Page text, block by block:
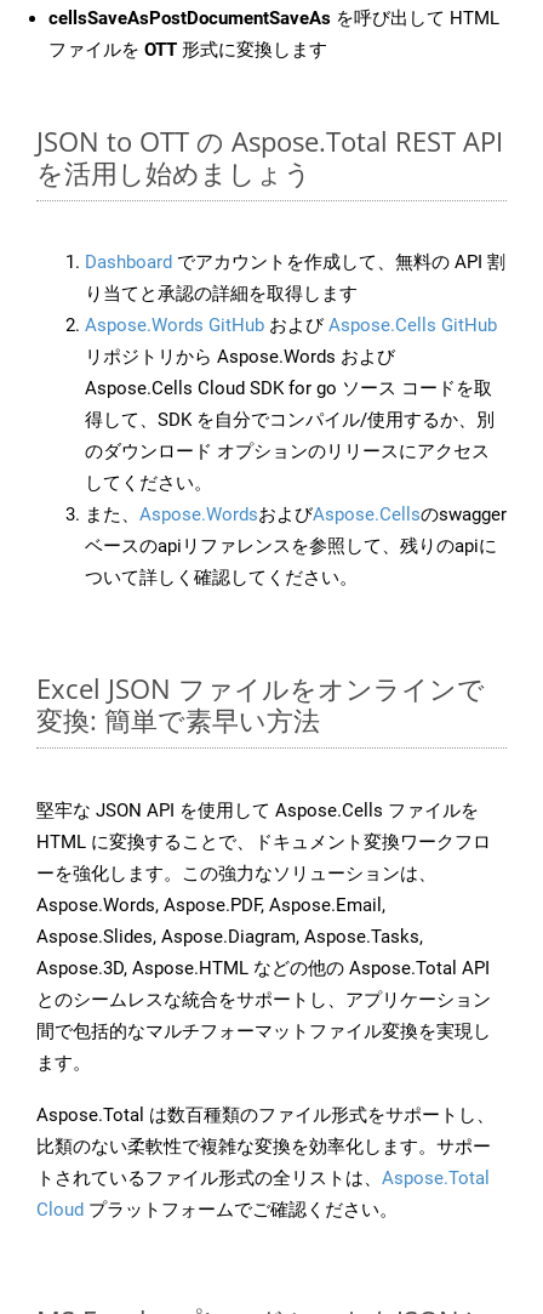
cellsSaveAsPostDocumentSaveAs を呼び出して HTML
ファイルを OTT 形式に変換します
JSON to OTT の Aspose.Total REST API
を活用し始めましょう
Dashboard でアカウントを作成して、無料の API 割
り当てと承認の詳細を取得します
Aspose.Words GitHub およびAspose.Cells GitHub
リポジトリから Aspose.Words および
Aspose.Cells Cloud SDK for go ソース コードを取
得して、SDK を自分でコンパイル/使用するか、別
のダウンロード オプションのリリースにアクセス
してください。
また、 Aspose.WordsおよびAspose.Cellsのswagger
ベースのapiリファレンスを参照して、残りのapiに
ついて詳しく確認してください。
Excel JSON ファイルをオンラインで
変換: 簡単で素早い方法
堅牢な JSON API を使用して Aspose.Cells ファイルを
HTML に変換することで、ドキュメント変換ワークフロ
ーを強化します。この強力なソリューションは、
Aspose.Words, Aspose.PDF, Aspose.Email,
Aspose.Slides, Aspose.Diagram, Aspose.Tasks,
Aspose.3D, Aspose.HTML などの他の Aspose.Total API
とのシームレスな統合をサポートし、アプリケーション
間で包括的なマルチフォーマットファイル変換を実現し
ます。
Aspose.Total は数百種類のファイル形式をサポートし、
比類のない柔軟性で複雑な変換を効率化します。サポー
トされているファイル形式の全リストは、 Aspose.Total
Cloud プラットフォームでご確認ください。